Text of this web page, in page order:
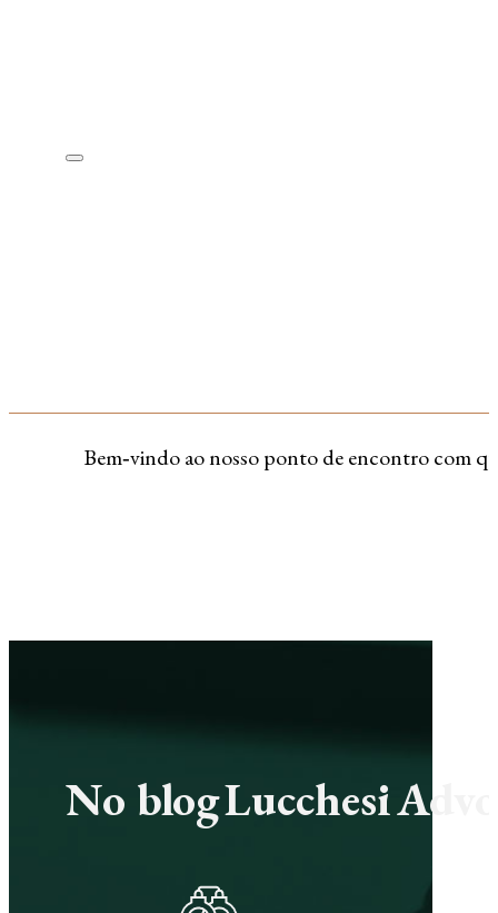
Bem‑vindo ao nosso ponto de encontro com
No blog Lucchesi